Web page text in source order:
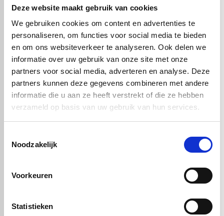
Deze website maakt gebruik van cookies
We gebruiken cookies om content en advertenties te
personaliseren, om functies voor social media te bieden
en om ons websiteverkeer te analyseren. Ook delen we
informatie over uw gebruik van onze site met onze
partners voor social media, adverteren en analyse. Deze
partners kunnen deze gegevens combineren met andere
informatie die u aan ze heeft verstrekt of die ze hebben
verzameld op basis van uw gebruik van hun services.
Noodzakelijk
Voorkeuren
Statistieken
Kunststof voorzetraam​
kan helpen om tocht, kou en geluid te verminderen. Plexiglas wordt
hiervoor vaak gekozen omdat het helder, licht en goed te monteren
is.
Voorzetramenzijn vooral interessant bij enkel glas, oudere
woningen, schuren, werkruimtes en plekken waar uisolatie wilt
verbeteren zonder het bestaande raam volledig te vervangen.
Rond kunststof raam of patrijspoort​
Eenrond raam of patrijspoort vraagt om nauwkeurig maatwerk.
Dit type raam komt voor bij boten, speelhuisjes, tuinhuizen,
Kunststof raam voor caravan of camper​
is gewicht belangrijk. Een kunststof
toepassingen. Afhankelijk van de gewenste sterkte en uitstraling